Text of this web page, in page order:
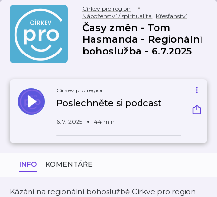
Církev pro region
Náboženství / spiritualita, Křesťanství
Časy změn - Tom
Hasmanda - Regionální
bohoslužba - 6.7.2025
Církev pro region
Poslechněte si podcast
6. 7. 2025 44 min
INFO KOMENTÁŘE
Kázání na regionální bohoslužbě Církve pro region